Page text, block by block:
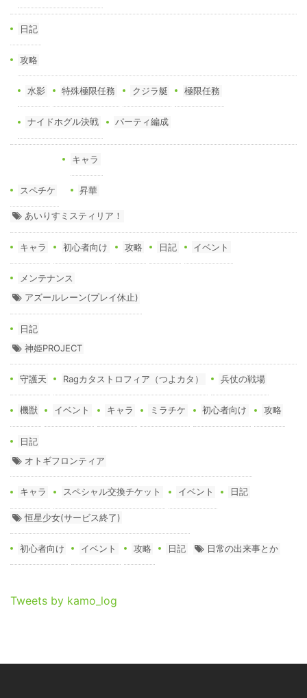
日記
攻略
水影 特殊極限任務 クジラ艇 極限任務
ナイドホグル決戦 パーティ編成
スペチケ
キャラ
昇華
あいりすミスティリア！
キャラ 初心者向け 攻略 日記 イベント
メンテナンス
アズールレーン(プレイ休止)
日記
神姫PROJECT
守護天 Ragカタストロフィア（つよカタ） 兵仗の戦場
機獣 イベント キャラ ミラチケ 初心者向け 攻略
日記
オトギフロンティア
キャラ スペシャル交換チケット イベント 日記
恒星少女(サービス終了)
初心者向け イベント 攻略 日記 日常の出来事とか
Tweets by kamo_log